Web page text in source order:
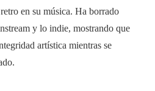
en su música. Ha borrado
y lo indie, mostrando que
artística mientras se